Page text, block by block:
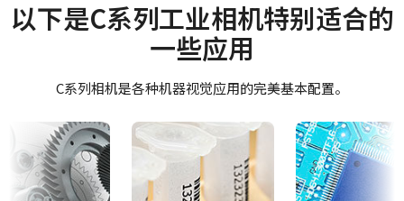
摄像机类别
面阵扫描
规格
2 百万像素
Manual - CM-200PMCL
Datasheet - CM-200PMCL
Control tool - CM-CB-200-MCL-PMCL 32-bit
Control tool - CM-CB-200-MCL-PMCL 64-bit
适用于所有JAI工业M系列和A系列相机的三脚架转接板（CV-M53x
坏内部电路板。 注：对于CV-A10GE和CV-M70GE，使用MP-41转接
以下是C系列工业相机特别适合的
一些应用
C系列相机是各种机器视觉应用的完美基本配置。